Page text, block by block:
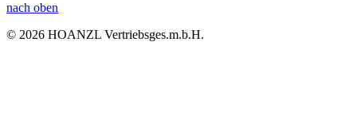
nach oben
© 2026 HOANZL Vertriebsges.m.b.H.